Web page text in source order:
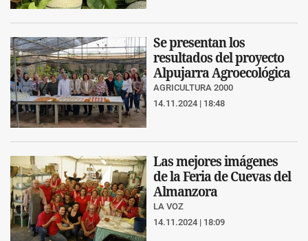
Se presentan los
resultados del proyecto
Alpujarra Agroecológica
AGRICULTURA 2000
14.11.2024 | 18:48
Las mejores imágenes
de la Feria de Cuevas del
Almanzora
LA VOZ
14.11.2024 | 18:09